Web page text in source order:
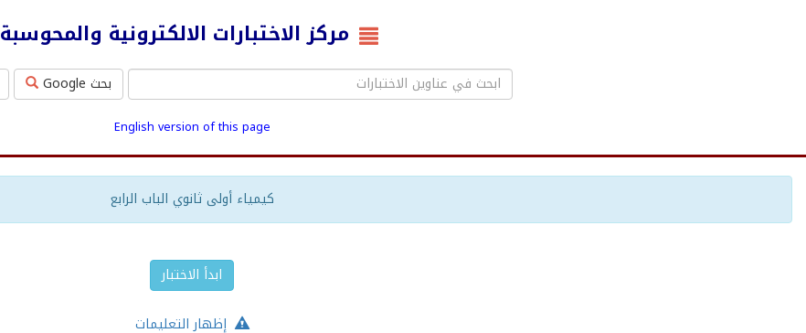
مركز الاختبارات الالكترونية والمحوسبة
بحث Google
English version of this page
كيمياء أولى ثانوي الباب الرابع
ابدأ الاختبار
إظهار التعليمات